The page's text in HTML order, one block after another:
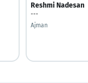
Reshmi Nadesan
---
Ajman